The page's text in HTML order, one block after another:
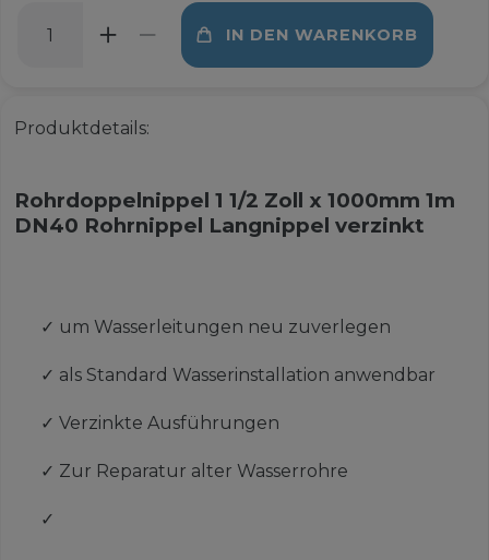
IN DEN WARENKORB
Produktdetails:
Rohrdoppelnippel 1 1/2 Zoll x 1000mm 1m
DN40 Rohrnippel Langnippel verzinkt
✓ um Wasserleitungen neu zuverlegen
✓ als Standard Wasserinstallation anwendbar
✓ Verzinkte Ausführungen
✓ Zur Reparatur alter Wasserrohre
✓